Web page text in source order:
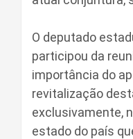
O deputado
participou da
importância do
revitalização
exclusivamente,
estado do país